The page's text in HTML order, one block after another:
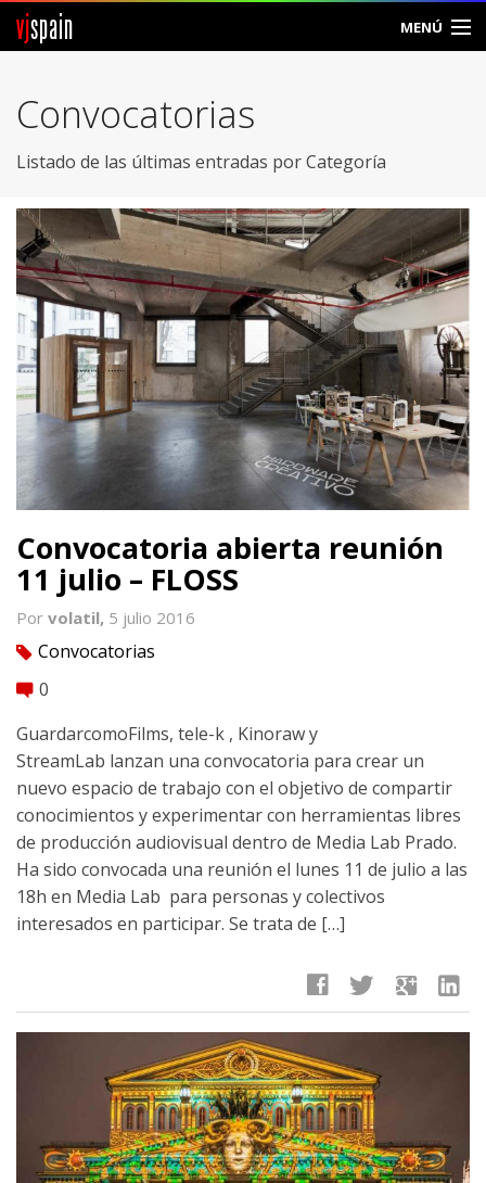
vjspain MENÚ
Foros
Vjspain
Ayuda
Contacto
Entrar
Crear Cuenta
Convocatorias
Listado de las últimas entradas por Categoría
Convocatoria abierta reunión
11 julio – FLOSS
Por volatil, 5 julio 2016
tag Convocatorias
comment 0
GuardarcomoFilms, tele-k , Kinoraw y
StreamLab lanzan una convocatoria para crear un
nuevo espacio de trabajo con el objetivo de compartir
conocimientos y experimentar con herramientas libres
de producción audiovisual dentro de Media Lab Prado.
Ha sido convocada una reunión el lunes 11 de julio a las
18h en Media Lab para personas y colectivos
interesados en participar. Se trata de […]
facebook twitter google linkedin